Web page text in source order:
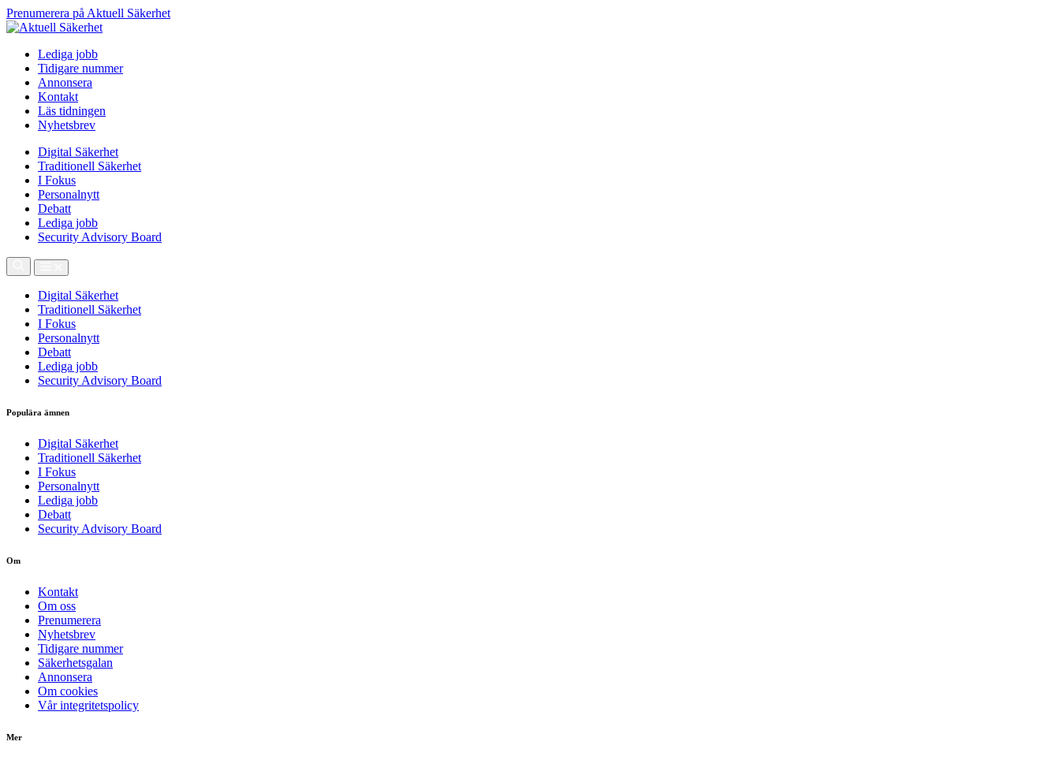
Prenumerera på Aktuell Säkerhet
Lediga jobb
Tidigare nummer
Annonsera
Kontakt
Läs tidningen
Nyhetsbrev
Digital Säkerhet
Traditionell Säkerhet
I Fokus
Personalnytt
Debatt
Lediga jobb
Security Advisory Board
Digital Säkerhet
Traditionell Säkerhet
I Fokus
Personalnytt
Debatt
Lediga jobb
Security Advisory Board
Populära ämnen
Digital Säkerhet
Traditionell Säkerhet
I Fokus
Personalnytt
Lediga jobb
Debatt
Security Advisory Board
Om
Kontakt
Om oss
Prenumerera
Nyhetsbrev
Tidigare nummer
Säkerhetsgalan
Annonsera
Om cookies
Vår integritetspolicy
Mer